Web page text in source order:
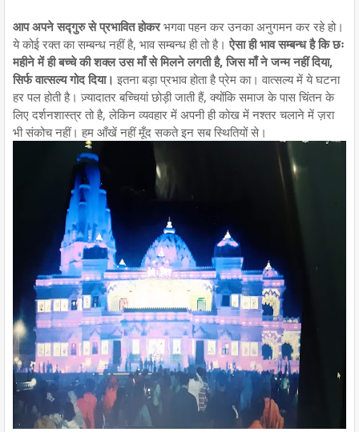
आप अपने सद्गुरु से प्रभावित होकरभगवा पहन कर उनका अनुगमन कर रहे हो।
ये कोई रक्त का सम्बन्ध नहीं है, भाव सम्बन्ध ही तो है। ऐसा ही भाव सम्बन्ध है कि छः
महीने में ही बच्चे की शक्ल उस माँ से मिलने लगती है, जिस माँ ने जन्म नहीं दिया,
सिर्फ वात्सल्य गोद दिया। इतना बड़ा प्रभाव होता है प्रेम का। वात्सल्य में ये घटना
हर पल होती है। ज़्यादातर बच्चियां छोड़ी जाती हैं, क्योंकि समाज के पास चिंतन के
लिए दर्शनशास्त्र तो है, लेकिन व्यवहार में अपनी ही कोख में नश्तर चलाने में ज़रा
भी संकोच नहीं। हम आँखें नहीं मूँद सकते इन सब स्थितियों से।